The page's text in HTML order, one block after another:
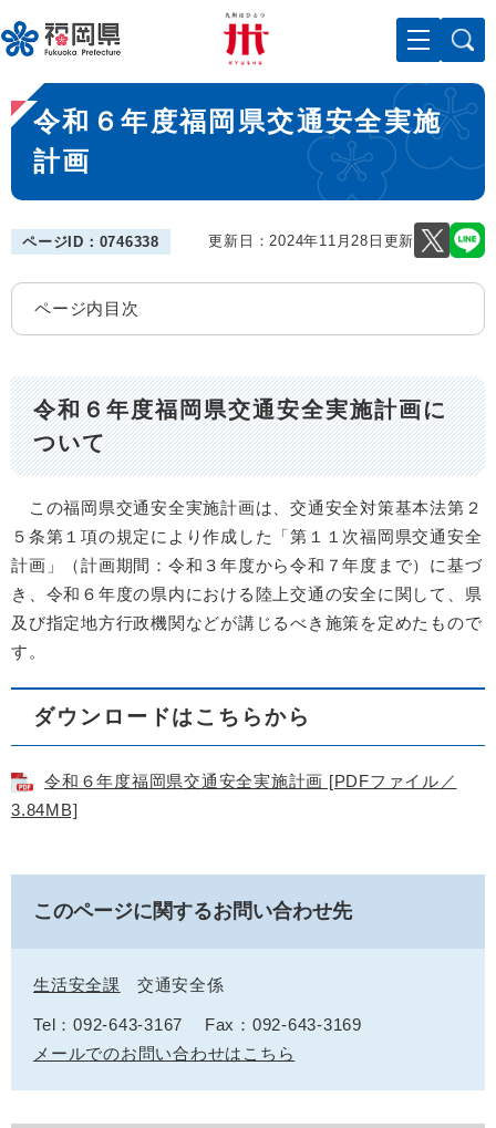
ー
ジ
先
頭
。
メニューを飛ばして本文へ
本
文
令和６年度福岡県交通安全実施
計画
ページID：0746338 更新日：2024年11月28日更新
ページ内目次
令和６年度福岡県交通安全実施計画に
ついて
この福岡県交通安全実施計画は、交通安全対策基本法第２
５条第１項の規定により作成した「第１１次福岡県交通安全
計画」（計画期間：令和３年度から令和７年度まで）に基づ
き、令和６年度の県内における陸上交通の安全に関して、県
及び指定地方行政機関などが講じるべき施策を定めたもので
す。
ダウンロードはこちらから
令和６年度福岡県交通安全実施計画 [PDFファイル／
3.84MB]
このページに関するお問い合わせ先
生活安全課 交通安全係
Tel：092-643-3167
Fax：092-643-3169
メールでのお問い合わせはこちら